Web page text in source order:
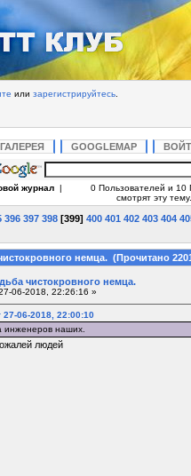
или зарегистрируйтесь
GOOGLEMAP
журнал |
0 Пользователей и 10
смотрят эту тему.
396 397 398 [399] 400 401 402 403 404
немца. (Прочитано
чистокровного немца.
06-2018, 22:26:16 »
27-06-2018, 22:00:10
инженеров наших.
людей